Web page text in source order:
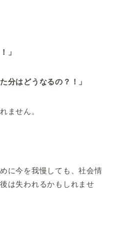
」
分はどうなるの？！」
ません。
に今を我慢しても、社会情
は失われるかもしれませ